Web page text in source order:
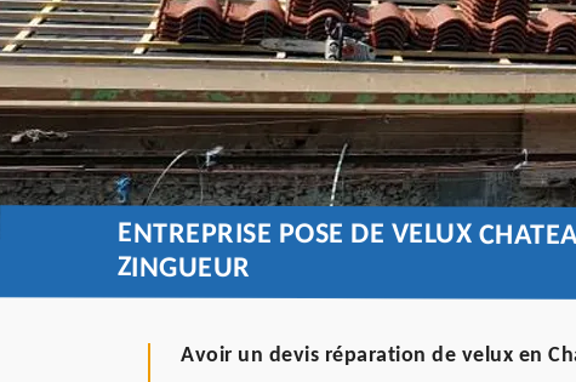
ENTREPRISE POSE DE VELUX
ZINGUEUR
Avoir un devis réparation de velux en